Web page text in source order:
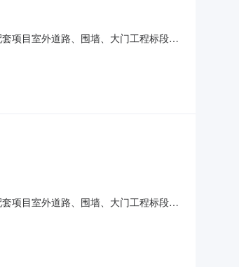
项目室外道路、围墙、大门工程标段施
造师姓名李新立注册专业建筑工程注
项目室外道路、围墙、大门工程标段施
造师姓名李新立注册专业建筑工程注